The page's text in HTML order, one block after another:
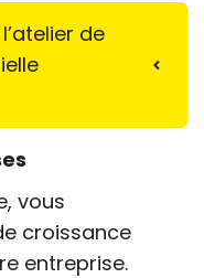
de
vous
croissance
entreprise.